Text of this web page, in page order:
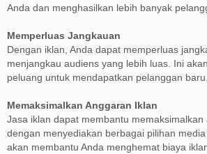
Anda dan menghasilkan lebih banyak
Memperluas Jangkauan
Dengan iklan, Anda dapat memperluas
menjangkau audiens yang lebih luas. Ini
peluang untuk mendapatkan pelanggan baru.
Memaksimalkan Anggaran Iklan
Jasa iklan dapat membantu memaksimalkan
dengan menyediakan berbagai pilihan
akan membantu Anda menghemat biaya